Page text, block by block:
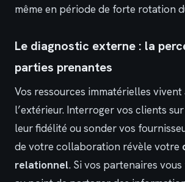
même en période de forte rotation
Le diagnostic externe : la
parties prenantes
Vos ressources immatérielles vivent
l’extérieur. Interroger vos clients
leur fidélité ou sonder vos
de votre collaboration révèle votre
relationnel. Si vos partenaires